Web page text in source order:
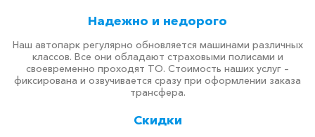
Надежно и недорого
Наш автопарк регулярно обновляется машинами различных
классов. Все они обладают страховыми полисами и
своевременно проходят ТО. Стоимость наших услуг –
фиксирована и озвучивается сразу при оформлении заказа
трансфера.
Скидки